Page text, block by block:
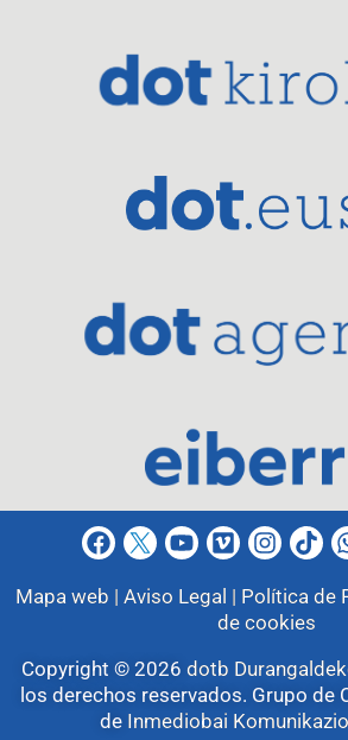
Mapa web | Aviso Legal | Política de
de cookies
Copyright © 2026 dotb
los derechos reservados. Grupo de
de Inmediobai